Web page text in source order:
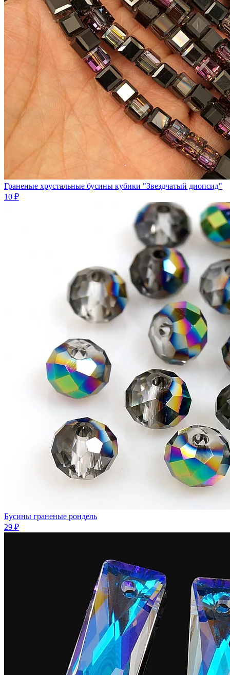
Граненые хрустальные бусины кубики "Звездчатый диопсид"
10 ₽
Бусины граненые рондель
29 ₽